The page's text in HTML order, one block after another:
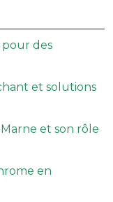
des
et solutions
et son rôle
en